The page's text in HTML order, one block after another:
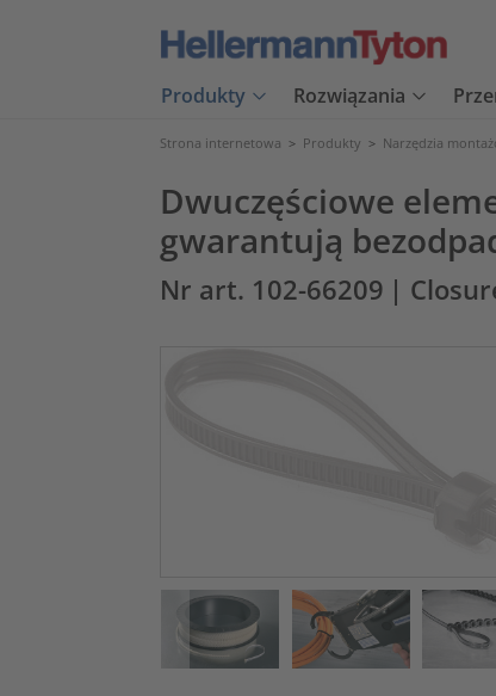
Produkty Rozwiązania
Strona internetowa > Produkty > Narzędzia
Dwuczęściowe
gwarantują
Nr art. 102-66209 |